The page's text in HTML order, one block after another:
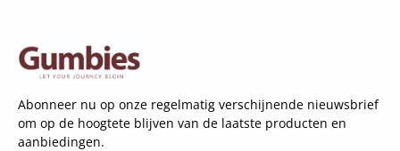
Abonneer nu op onze regelmatig verschijnende nieuwsbrief
om op de hoogtete blijven van de laatste producten en
aanbiedingen.